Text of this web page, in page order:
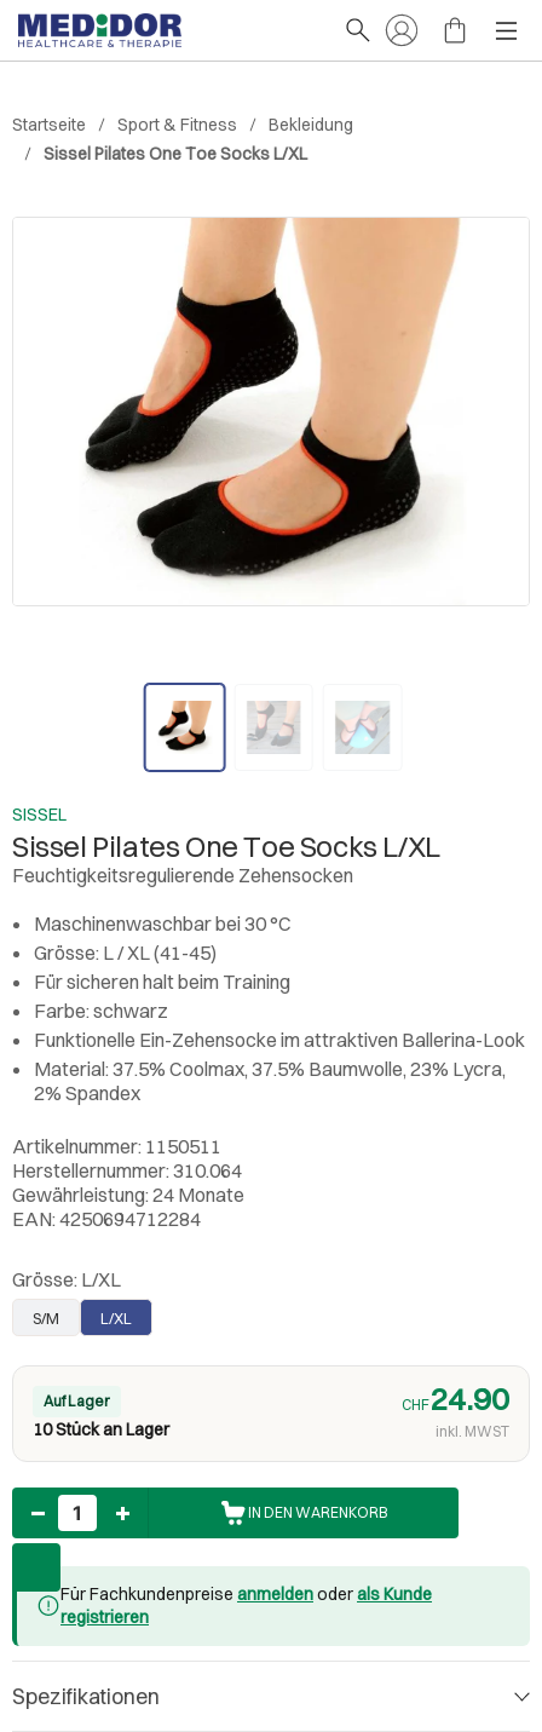
Startseite Sport & Fitness
Bekleidung
Sissel Pilates One Toe Socks L/XL
SISSEL
Sissel Pilates One Toe Socks L/XL
Feuchtigkeitsregulierende Zehensocken
Maschinenwaschbar bei 30 °C
Grösse: L / XL (41-45)
Für sicheren halt beim Training
Farbe: schwarz
Funktionelle Ein-Zehensocke im attraktiven Ballerina-Look
Material: 37.5% Coolmax, 37.5% Baumwolle, 23% Lycra,
2% Spandex
Artikelnummer: 1150511
Herstellernummer: 310.064
Gewährleistung: 24 Monate
EAN: 4250694712284
Grösse: L/XL
S/M L/XL
Auf Lager
10 Stück an Lager
CHF24.90
inkl. MWST
Anzahl
IN DEN WARENKORB
Für Fachkundenpreise anmeldenoderals Kunde
registrieren
Spezifikationen